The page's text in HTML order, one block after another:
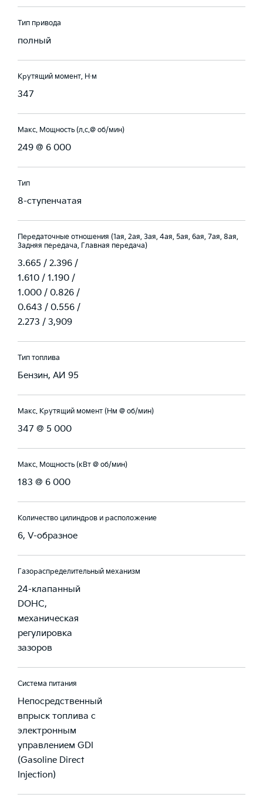
Тип привода
полный
Крутящий момент, Н·м
347
Макс. Мощность (л.с.@ об/мин)
249 @ 6 000
Тип
8-ступенчатая
Передаточные отношения (1ая, 2ая, 3ая, 4ая, 5ая, 6ая, 7ая, 8ая,
Задняя передача, Главная передача)
3.665 / 2.396 /
1.610 / 1.190 /
1.000 / 0.826 /
0.643 / 0.556 /
2.273 / 3,909
Тип топлива
Бензин, АИ 95
Макс. Крутящий момент (Нм @ об/мин)
347 @ 5 000
Макс. Мощность (кВт @ об/мин)
183 @ 6 000
Количество цилиндров и расположение
6, V-образное
Газораспределительный механизм
24-клапанный
DOHC,
механическая
регулировка
зазоров
Система питания
Непосредственный
впрыск топлива с
электронным
управлением GDI
(Gasoline Direct
Injection)